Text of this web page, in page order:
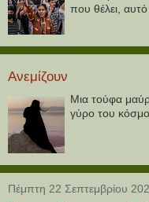
που θέλει,
Ανεμίζουν
Μια τούφα
γύρο του
Πέμπτη 22 Σεπτεμβρίου